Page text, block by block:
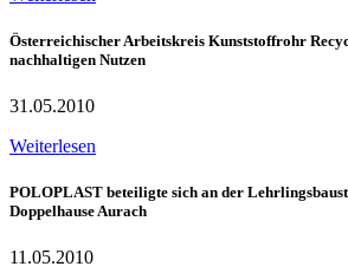
Österreichischer Arbeitskreis Kunststoffrohr
nachhaltigen Nutzen
31.05.2010
Weiterlesen
POLOPLAST beteiligte sich an der
Doppelhause Aurach
11.05.2010